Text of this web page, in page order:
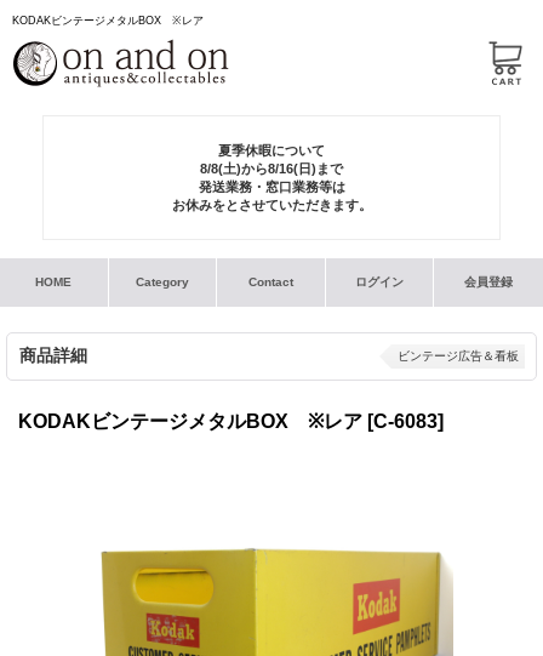
KODAKビンテージメタルBOX ※レア
夏季休暇について
8/8(土)から8/16(日)まで
発送業務・窓口業務等は
お休みをとさせていただきます。
HOME Category Contact ログイン 会員登録
商品詳細 ビンテージ広告＆看板
KODAKビンテージメタルBOX ※レア [C-6083]